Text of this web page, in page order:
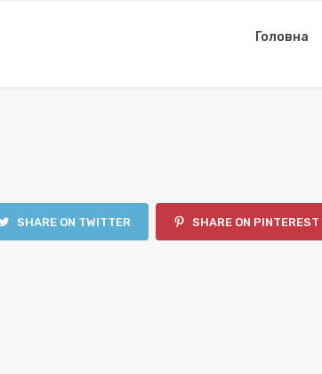
Головна
SHARE ON TWITTER SHARE ON PINTEREST